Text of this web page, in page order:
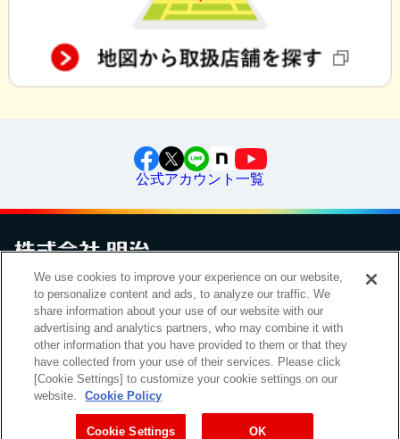
公式アカウント一覧
お問い合わせサイトマップ個人情報保護について電子公告
アクセシビリティへの対応方針ご利用規約明治グループのDX
Cookie Settings
明治ホールディングス株式会社 簡体
Meiji Seika ファルマ株式会社
We use cookies to improve your experience on our website,
to personalize content and ads, to analyze our traffic. We
share information about your use of our website with our
advertising and analytics partners, who may combine it with
other information that you have provided to them or that they
have collected from your use of their services. Please click
[Cookie Settings] to customize your cookie settings on our
website.
Cookie Policy
Cookie Settings OK